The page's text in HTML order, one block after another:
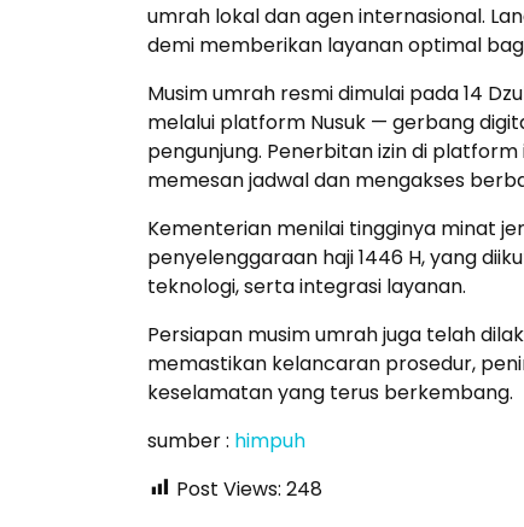
umrah lokal dan agen internasional.
demi memberikan layanan optimal
Musim umrah resmi dimulai pada 14
melalui platform Nusuk — gerbang
pengunjung. Penerbitan izin di platform
memesan jadwal dan mengakses
Kementerian menilai tingginya minat
penyelenggaraan haji 1446 H, yang
teknologi, serta integrasi layanan.
Persiapan musim umrah juga telah
memastikan kelancaran prosedur,
keselamatan yang terus berkembang.
sumber : himpuh
Post Views: 248